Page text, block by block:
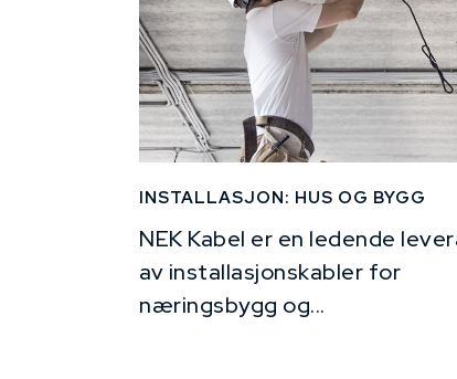
INSTALLASJON: HUS OG BYGG
NEK Kabel er en ledende
av installasjonskabler for
næringsbygg og...